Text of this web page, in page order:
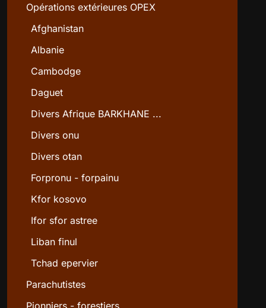
Opérations extérieures OPEX
Afghanistan
Albanie
Cambodge
Daguet
Divers Afrique BARKHANE ...
Divers onu
Divers otan
Forpronu - forpainu
Kfor kosovo
Ifor sfor astree
Liban finul
Tchad epervier
Parachutistes
Pionniers - forestiers